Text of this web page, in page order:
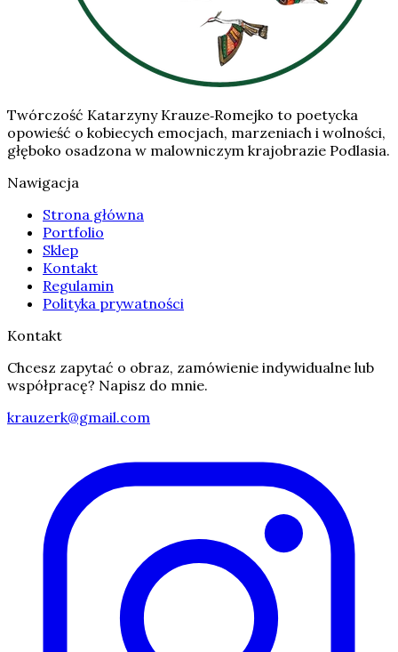
Twórczość Katarzyny Krauze‑Romejko to poetycka
opowieść o kobiecych emocjach, marzeniach i wolności,
głęboko osadzona w malowniczym krajobrazie Podlasia.
Nawigacja
Strona główna
Portfolio
Sklep
Kontakt
Regulamin
Polityka prywatności
Kontakt
Chcesz zapytać o obraz, zamówienie indywidualne lub
współpracę? Napisz do mnie.
krauzerk@gmail.com